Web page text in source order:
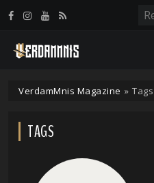
VerdamMnis Magazine » Tags
TAGS
Panneau de gestion des cookies